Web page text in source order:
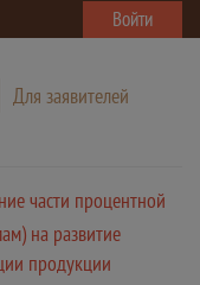
Войти
Для заявителей
части процентной
на развитие
продукции